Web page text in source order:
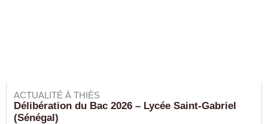
ACTUALITÉ À THIÈS
Délibération du Bac 2026 – Lycée Saint-Gabriel
(Sénégal)